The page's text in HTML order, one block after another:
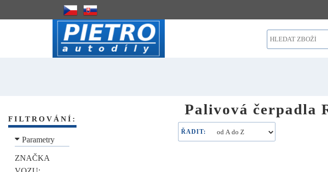
FILTROVÁNÍ:
Parametry
ZNAČKA
Palivová čerpadla
ŘADIT: